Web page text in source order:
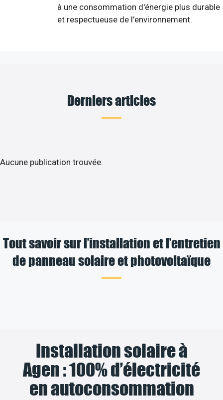
à une consommation d'énergie plus durable
et respectueuse de l'environnement.
Derniers articles
Aucune publication trouvée.
Tout savoir sur l’installation et l’entretien
de panneau solaire et photovoltaïque
Installation solaire à
Agen : 100% d’électricité
en autoconsommation